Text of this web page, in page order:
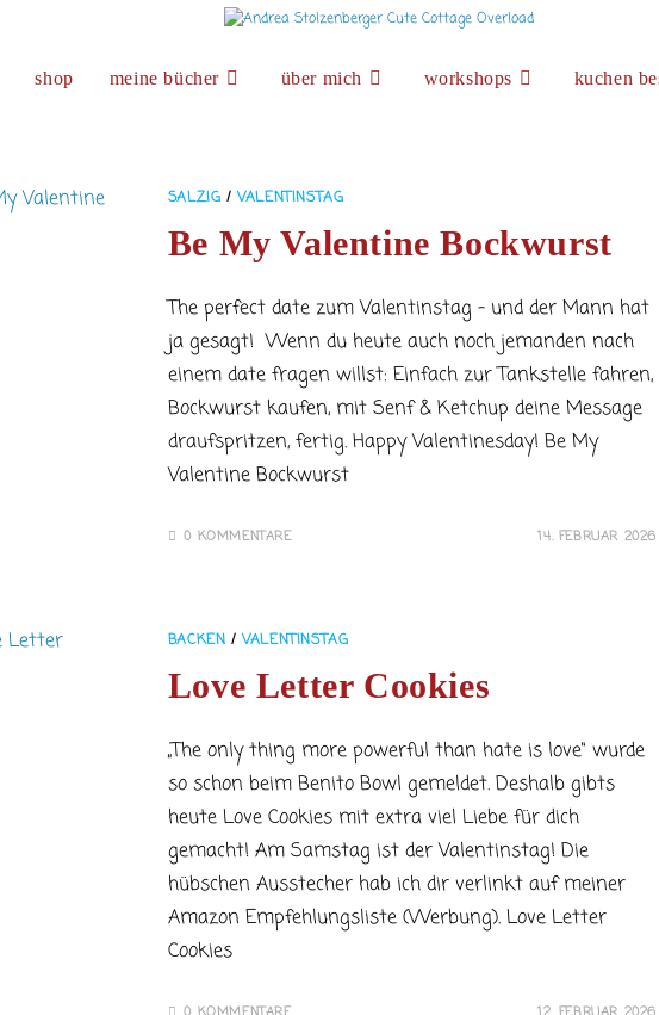
shop meine bücher über mich workshops kuchen
SALZIG /VALENTINSTAG
Be My Valentine Bockwurst
The perfect date zum Valentinstag - und der Mann hat
ja gesagt! Wenn du heute auch noch jemanden nach
einem date fragen willst: Einfach zur Tankstelle fahren,
Bockwurst kaufen, mit Senf & Ketchup deine Message
draufspritzen, fertig. Happy Valentinesday! Be My
Valentine Bockwurst
0 KOMMENTARE 14. FEBRUAR 2026
BACKEN /VALENTINSTAG
Love Letter Cookies
„The only thing more powerful than hate is love“ wurde
so schon beim Benito Bowl gemeldet. Deshalb gibts
heute Love Cookies mit extra viel Liebe für dich
gemacht! Am Samstag ist der Valentinstag! Die
hübschen Ausstecher hab ich dir verlinkt auf meiner
Amazon Empfehlungsliste (Werbung). Love Letter
Cookies